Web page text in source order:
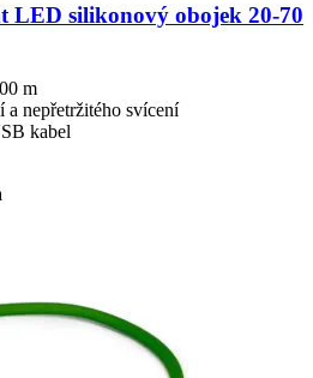
LED silikonový obojek 20-​70
m
a nepřetržitého svícení
kabel